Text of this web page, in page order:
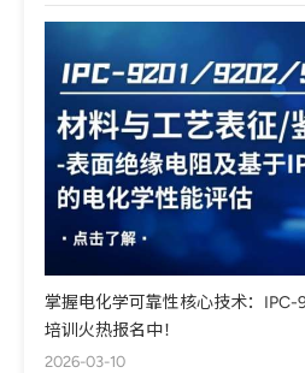
掌握电化学可靠性核心技术：
培训火热报名中！
2026-03-10